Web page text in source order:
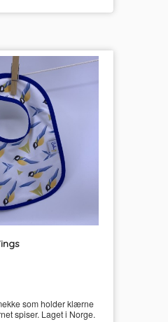
som holder klærne
spiser. Laget i Norge.